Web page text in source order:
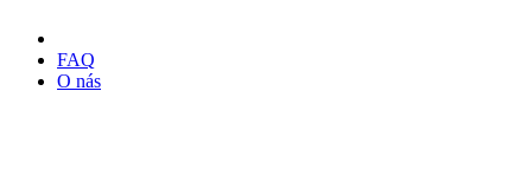
FAQ
O nás